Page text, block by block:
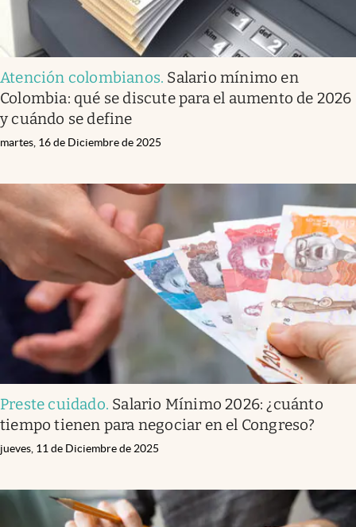
Atención colombianos. Salario mínimo en
Colombia: qué se discute para el aumento de 2026
y cuándo se define
martes, 16 de Diciembre de 2025
Preste cuidado. Salario Mínimo 2026: ¿cuánto
tiempo tienen para negociar en el Congreso?
jueves, 11 de Diciembre de 2025